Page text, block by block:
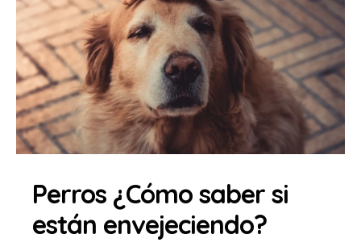
Perros ¿Cómo saber si
están envejeciendo?